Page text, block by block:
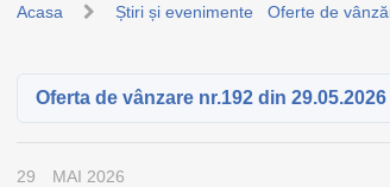
Acasa Știri și evenimente Oferte de
Oferta de vânzare nr.192 din 29.05.2026
29 MAI 2026